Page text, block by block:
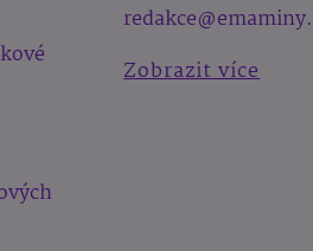
Zobrazit více